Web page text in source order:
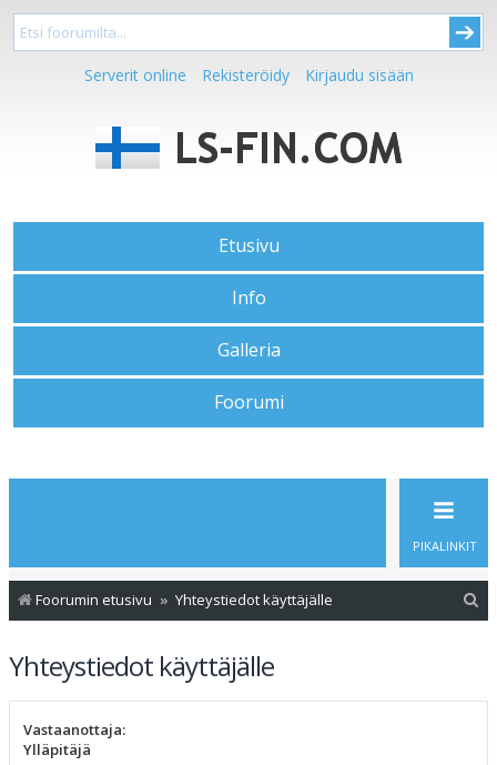
Serverit online Rekisteröidy Kirjaudu sisään
Etusivu
Info
Galleria
Foorumi
PIKALINKIT
Foorumin etusivu Yhteystiedot käyttäjälle
Yhteystiedot käyttäjälle
Vastaanottaja:
Ylläpitäjä